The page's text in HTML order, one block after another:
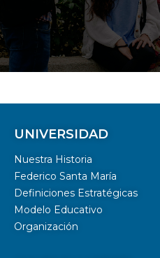
UNIVERSIDAD
Nuestra Historia
Federico Santa María
Definiciones Estratégicas
Modelo Educativo
Organización